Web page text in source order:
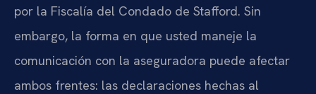
por la Fiscalía del Condado de Stafford. Sin
embargo, la forma en que usted maneje la
comunicación con la aseguradora puede afectar
ambos frentes: las declaraciones hechas al